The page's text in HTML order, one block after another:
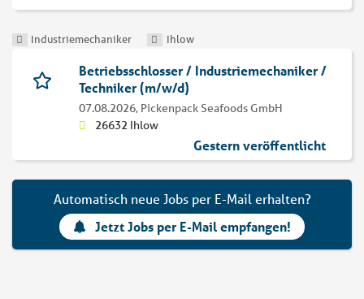
Industriemechaniker Ihlow
Betriebsschlosser / Industriemechaniker /
Techniker (m/w/d)
07.08.2026, Pickenpack Seafoods GmbH
26632 Ihlow
Gestern veröffentlicht
Automatisch neue Jobs per E-Mail erhalten?
Jetzt Jobs per E-Mail empfangen!